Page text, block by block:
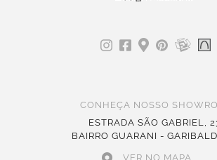
CONHEÇA NOSSO
ESTRADA SÃO GABRIEL,
BAIRRO GUARANI -
VER NO MAPA